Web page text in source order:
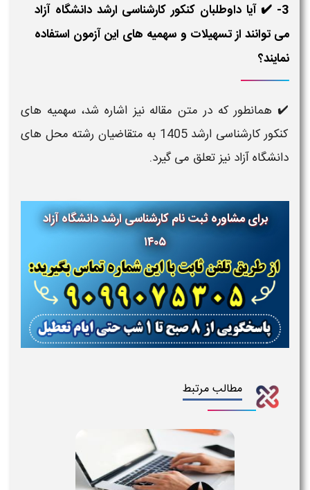
3- ✔️ آیا داوطلبان کنکور کارشناسی ارشد دانشگاه آزاد
می توانند از تسهیلات و سهمیه های این آزمون استفاده
نمایند؟
✔️ همانطور که در متن مقاله نیز اشاره شد، سهمیه های
کنکور کارشناسی ارشد 1405 به متقاضیان رشته محل های
دانشگاه آزاد نیز تعلق می گیرد.
برای مشاوره ثبت نام کارشناسی ارشد دانشگاه آزاد
۱۴۰۵
مطالب مرتبط